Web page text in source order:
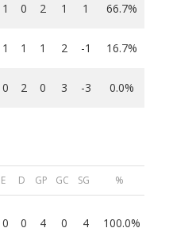
1 0 2 1 1 66.7%
1 1 1 2 -1 16.7%
0 2 0 3 -3 0.0%
E D GP GC SG %
0 0 4 0 4 100.0%